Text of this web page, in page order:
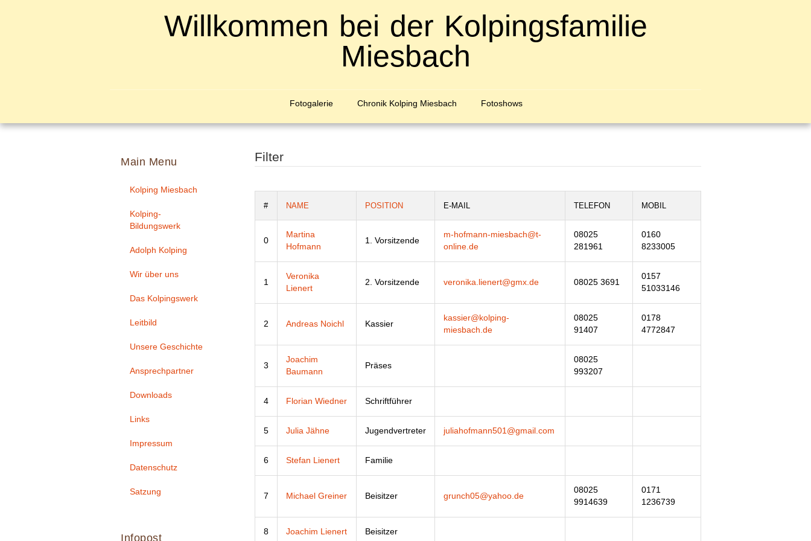
Willkommen bei der Kolpingsfamilie
Miesbach
Fotogalerie Chronik Kolping Miesbach Fotoshows
Main Menu
Kolping Miesbach
Kolping-
Bildungswerk
Adolph Kolping
Wir über uns
Das Kolpingswerk
Leitbild
Unsere Geschichte
Ansprechpartner
Downloads
Links
Impressum
Datenschutz
Satzung
Infopost
Filter
# NAME POSITION E-MAIL TELEFON MOBIL
0
Martina
Hofmann
1. Vorsitzende
m-hofmann-miesbach@t-
online.de
08025
281961
0160
8233005
1
Veronika
Lienert
2. Vorsitzende veronika.lienert@gmx.de 08025 3691
0157
51033146
2 Andreas Noichl Kassier
kassier@kolping-
miesbach.de
08025
91407
0178
4772847
3
Joachim
Baumann
Präses
08025
993207
4 Florian Wiedner Schriftführer
5 Julia Jähne Jugendvertreter juliahofmann501@gmail.com
6 Stefan Lienert Familie
7 Michael Greiner Beisitzer grunch05@yahoo.de
08025
9914639
0171
1236739
8 Joachim Lienert Beisitzer